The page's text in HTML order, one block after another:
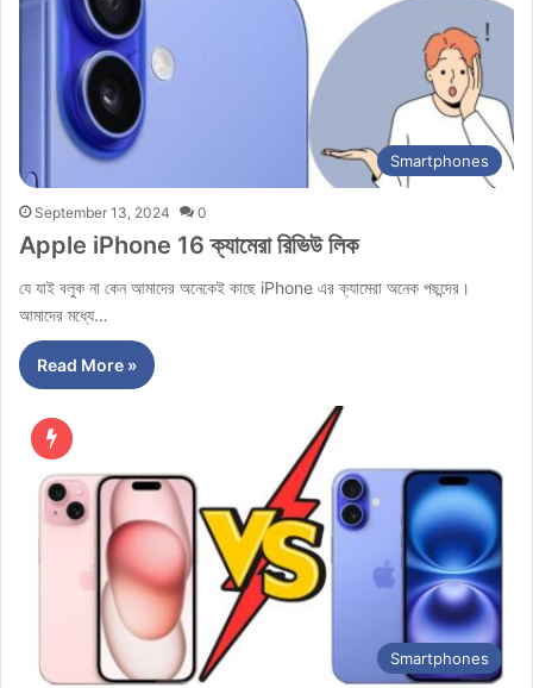
Smartphones
September 13, 2024 0
Apple iPhone 16 ক্যামেরা রিভিউ লিক
যে যাই বলুক না কেন আমাদের অনেকেই কাছে iPhone এর ক্যামেরা অনেক পছন্দের।
আমাদের মধ্যে…
Read More »
Smartphones